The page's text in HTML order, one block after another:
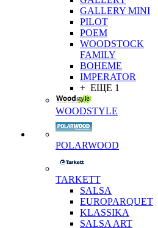
GALLERY MINI
PILOT
POEM
WOODSTOCK
FAMILY
BOHEME
IMPERATOR
+ ЕЩЕ 1
WOODSTYLE
POLARWOOD
TARKETT
SALSA
EUROPARQUET
KLASSIKA
SALSA ART